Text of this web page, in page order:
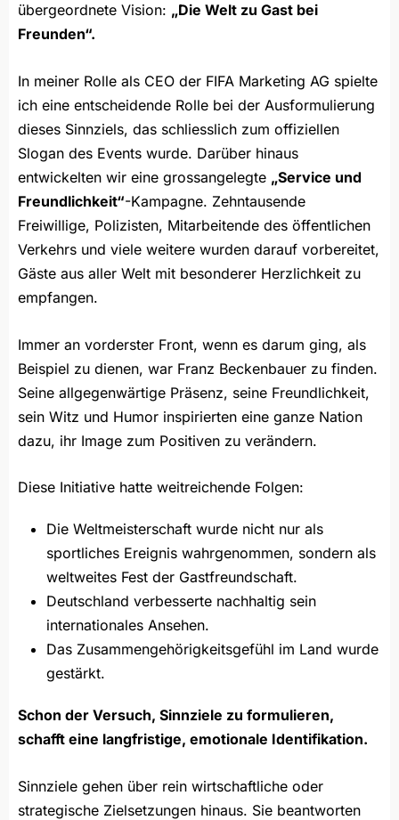
übergeordnete Vision: „Die Welt zu Gast bei
Freunden“.
In meiner Rolle als CEO der FIFA Marketing AG spielte
ich eine entscheidende Rolle bei der Ausformulierung
dieses Sinnziels, das schliesslich zum offiziellen
Slogan des Events wurde. Darüber hinaus
entwickelten wir eine grossangelegte „Service und
Freundlichkeit“-Kampagne. Zehntausende
Freiwillige, Polizisten, Mitarbeitende des öffentlichen
Verkehrs und viele weitere wurden darauf vorbereitet,
Gäste aus aller Welt mit besonderer Herzlichkeit zu
empfangen.
Immer an vorderster Front, wenn es darum ging, als
Beispiel zu dienen, war Franz Beckenbauer zu finden.
Seine allgegenwärtige Präsenz, seine Freundlichkeit,
sein Witz und Humor inspirierten eine ganze Nation
dazu, ihr Image zum Positiven zu verändern.
Diese Initiative hatte weitreichende Folgen:
Die Weltmeisterschaft wurde nicht nur als
sportliches Ereignis wahrgenommen, sondern als
weltweites Fest der Gastfreundschaft.
Deutschland verbesserte nachhaltig sein
internationales Ansehen.
Das Zusammengehörigkeitsgefühl im Land wurde
gestärkt.
Schon der Versuch, Sinnziele zu formulieren,
schafft eine langfristige, emotionale Identifikation.
Sinnziele gehen über rein wirtschaftliche oder
strategische Zielsetzungen hinaus. Sie beantworten